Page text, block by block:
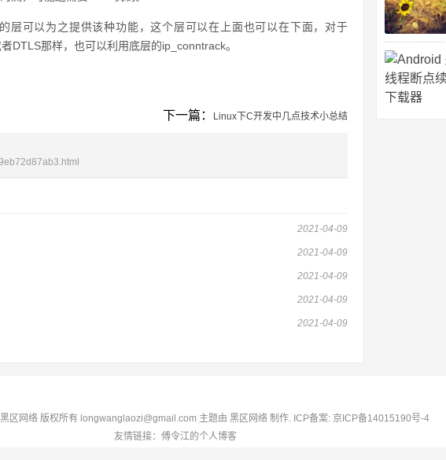
层可以为之提供该种功能，这个层可以在上面也可以在下面，对于
DTLS那样，也可以利用底层的ip_conntrack。
下一篇： Linux下C开发中几点技术小总结
2021-04-09
2021-04-09
2021-04-09
2021-04-09
2021-04-09
区网络 版权所有 longwanglaozi@gmail.com 主题由 黑区网络制作. ICP备案:京ICP备14015190号-4
友情链接： 傅令江的个人博客